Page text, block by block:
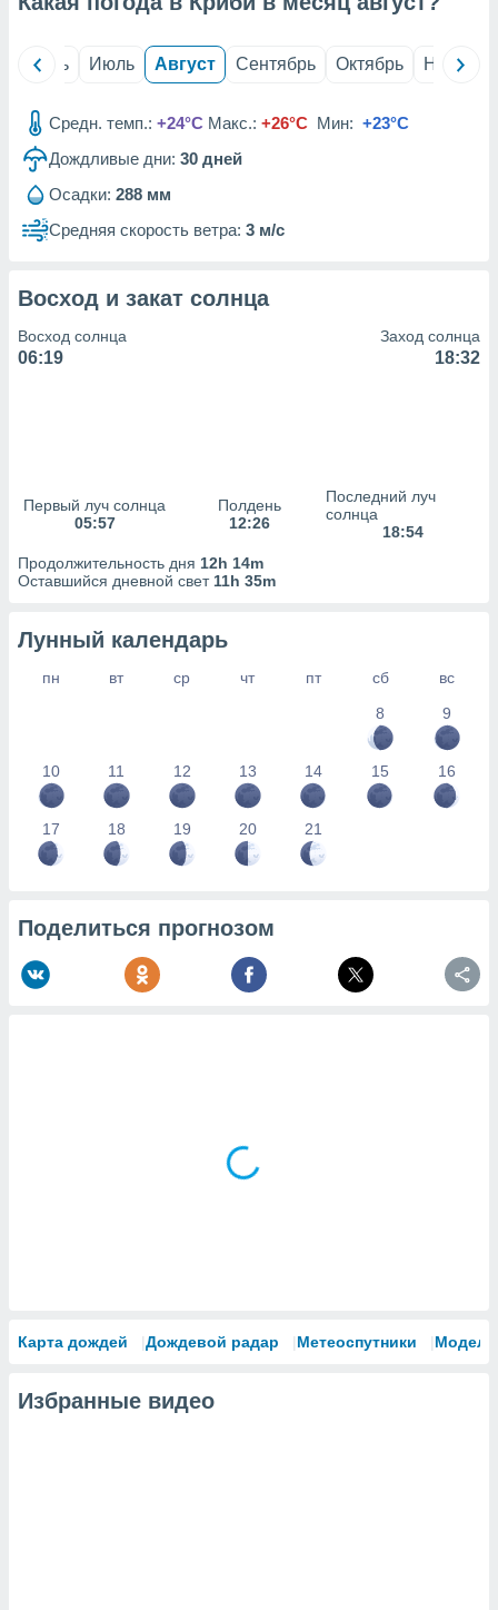
данных
Июнь Июль Август Сентябрь Октябрь Ноябрь
Средн. темп.: +24°C Макс.: +26°C Мин: +23°C
Дождливые дни: 30 дней
Осадки: 288 мм
Средняя скорость ветра: 3 м/с
Восход и закат солнца
Восход солнца
06:19
Заход солнца
18:32
Первый луч солнца
05:57
Полдень
12:26
Последний луч
солнца
18:54
Продолжительность дня 12h 14m
Оставшийся дневной свет 11h 35m
Лунный календарь
пн вт ср чт пт сб
вс
8
9
10 11 12 13 14 15 16
17 18 19 20 21
Поделиться прогнозом
Карта дождей Дождевой радар Метеоспутники Модели
Избранные видео